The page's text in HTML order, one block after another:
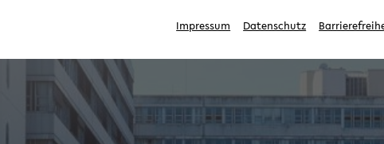
Impressum Datenschutz